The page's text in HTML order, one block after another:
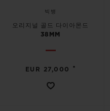
빅뱅
오리지널 골드 다이아몬드
38MM
EUR 27,000 •